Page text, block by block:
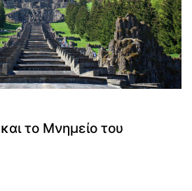
το Μνημείο του